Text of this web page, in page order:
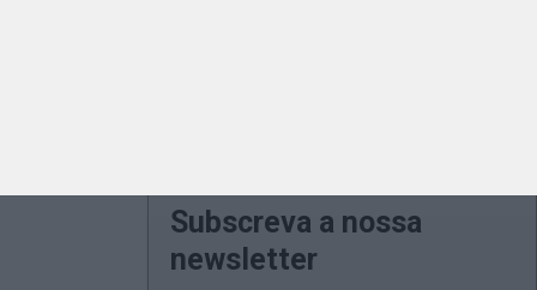
Subscreva a nossa
newsletter